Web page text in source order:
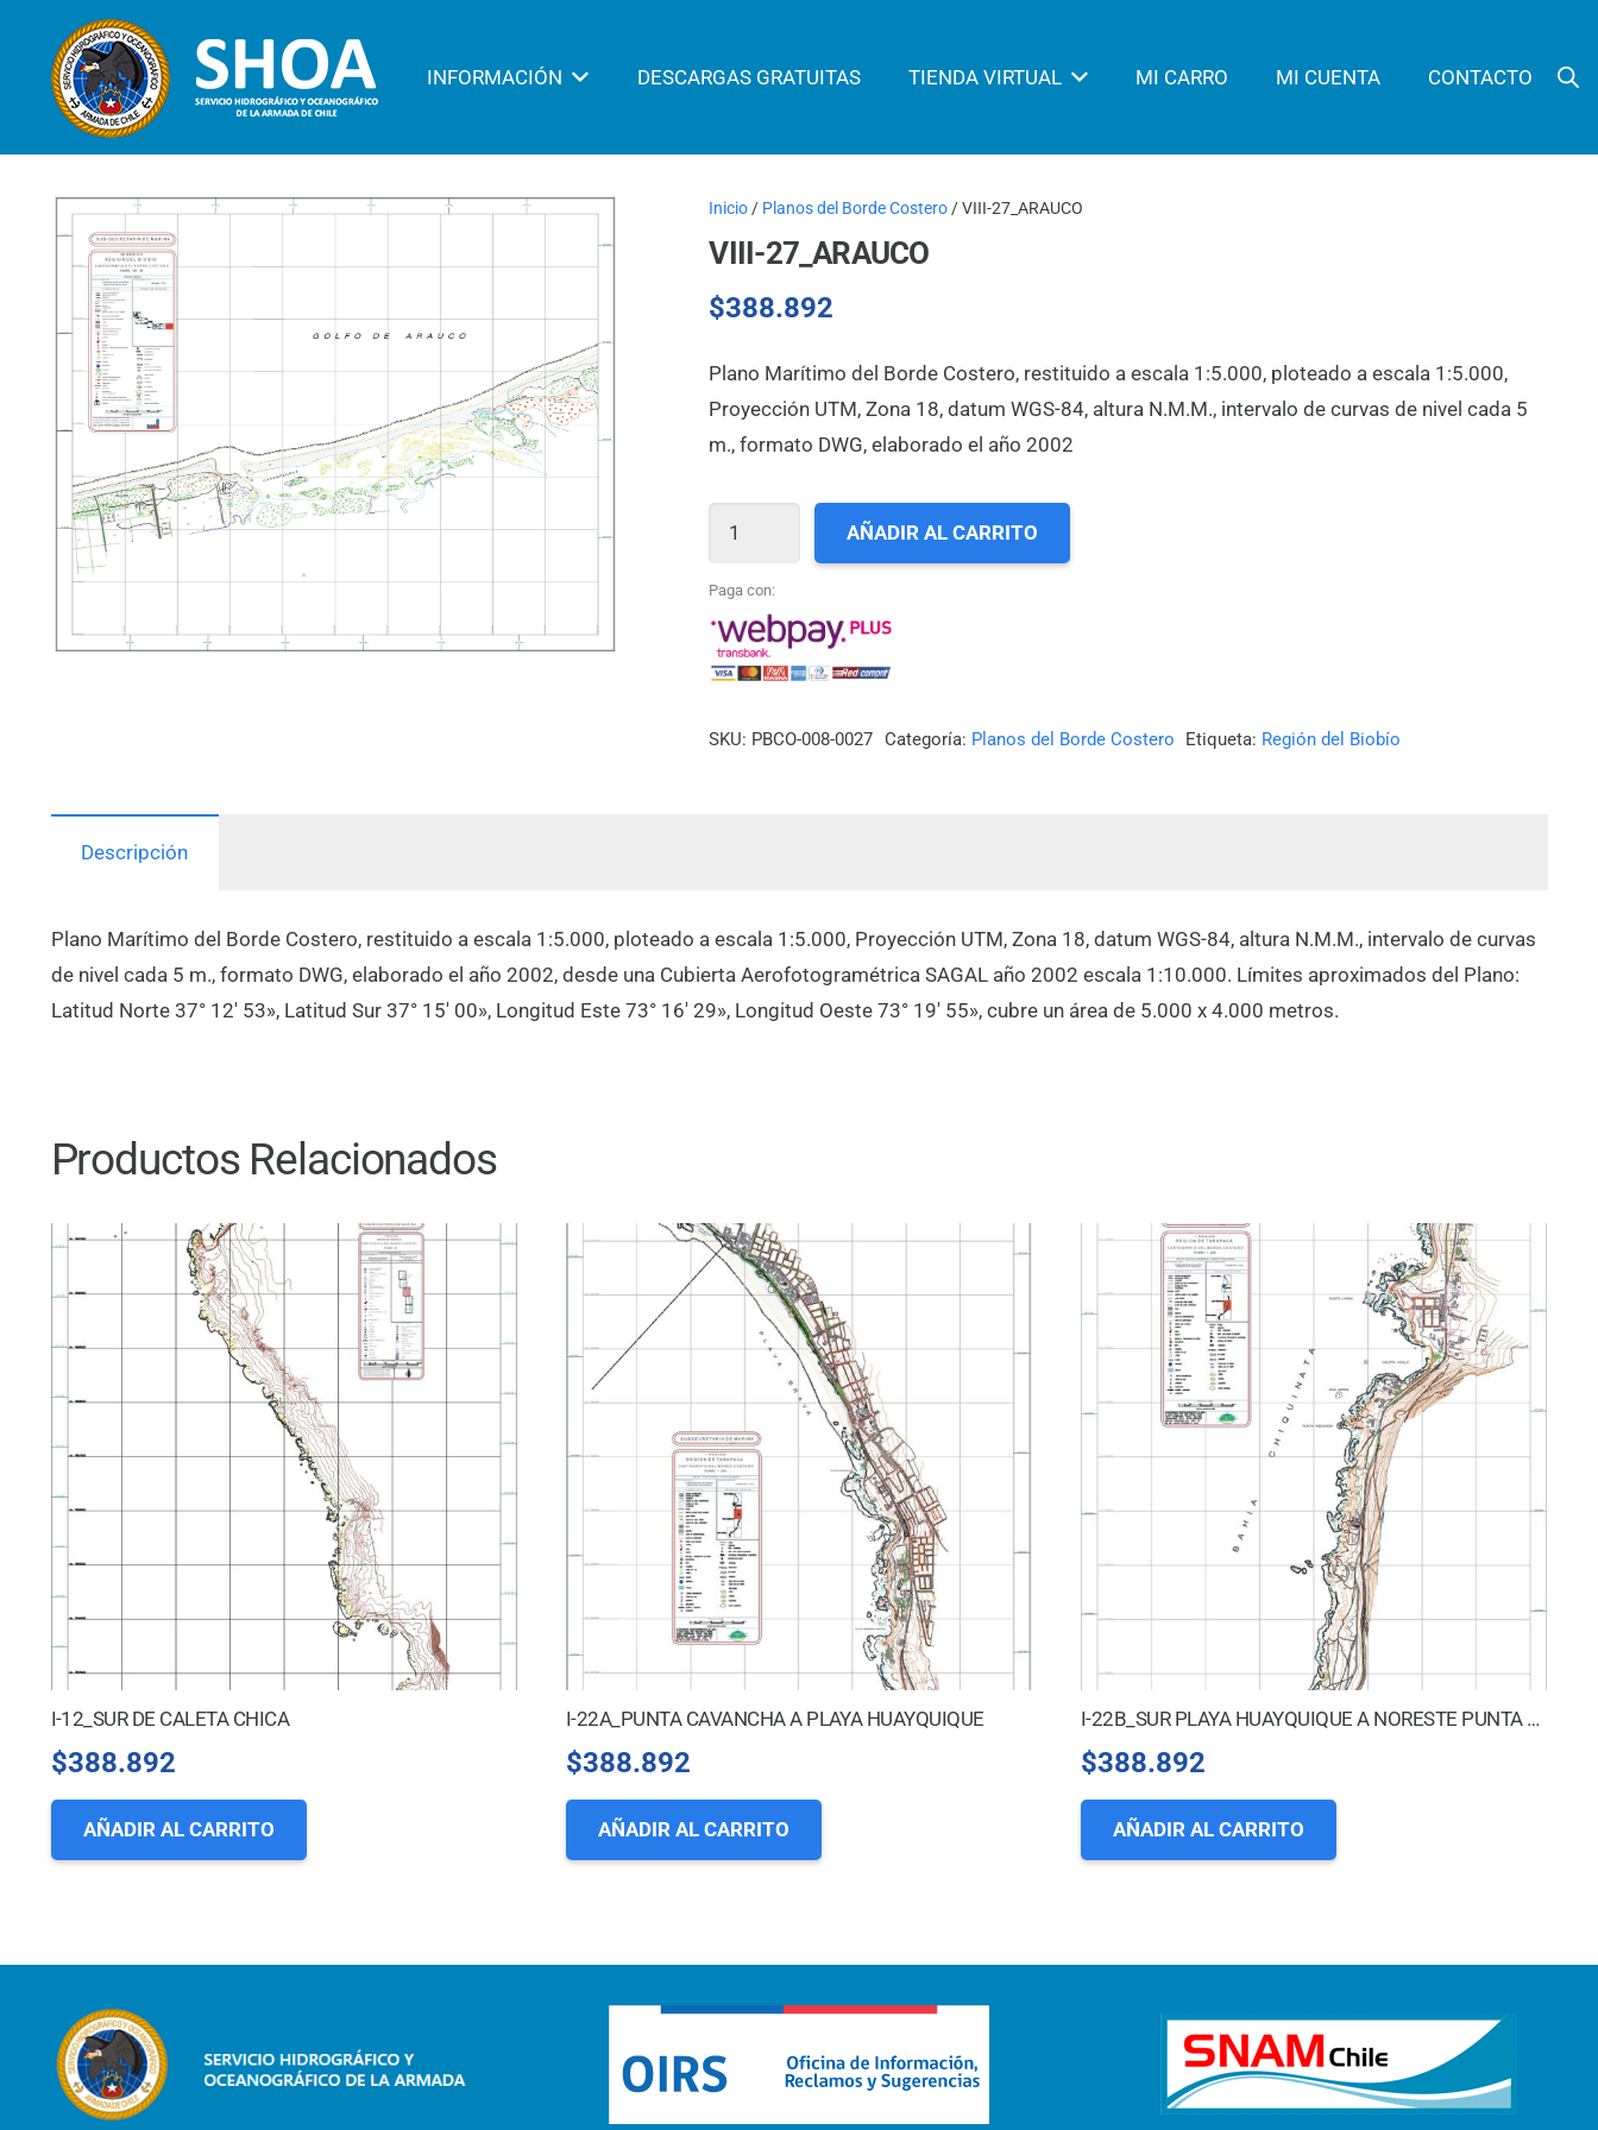
INFORMACIÓN DESCARGAS GRATUITAS TIENDA VIRTUAL MI CARRO MI CUENTA CONTACTO
Inicio / Planos del Borde Costero / VIII-27_ARAUCO
VIII-27_ARAUCO
$388.892
Plano Marítimo del Borde Costero, restituido a escala 1:5.000, ploteado a escala 1:5.000,
Proyección UTM, Zona 18, datum WGS-84, altura N.M.M., intervalo de curvas de nivel cada 5
m., formato DWG, elaborado el año 2002
27_ARAUCO
cantidad
AÑADIR AL CARRITO
Paga con:
SKU: PBCO-008-0027 Categoría: Planos del Borde Costero Etiqueta: Región del Biobío
Descripción
Plano Marítimo del Borde Costero, restituido a escala 1:5.000, ploteado a escala 1:5.000, Proyección UTM, Zona 18, datum WGS-84, altura N.M.M., intervalo de curvas
de nivel cada 5 m., formato DWG, elaborado el año 2002, desde una Cubierta Aerofotogramétrica SAGAL año 2002 escala 1:10.000. Límites aproximados del Plano:
Latitud Norte 37° 12′ 53», Latitud Sur 37° 15′ 00», Longitud Este 73° 16′ 29», Longitud Oeste 73° 19′ 55», cubre un área de 5.000 x 4.000 metros.
Productos Relacionados
I-12_SUR DE CALETA CHICA
$388.892
AÑADIR AL CARRITO
I-22A_PUNTA CAVANCHA A PLAYA HUAYQUIQUE
$388.892
AÑADIR AL CARRITO
I-22B_SUR PLAYA HUAYQUIQUE A NORESTE PUNTA GRUESA
$388.892
AÑADIR AL CARRITO